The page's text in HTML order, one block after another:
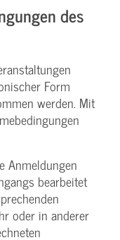
des
Form
werden. Mit
Anmeldungen
bearbeitet
oder in anderer